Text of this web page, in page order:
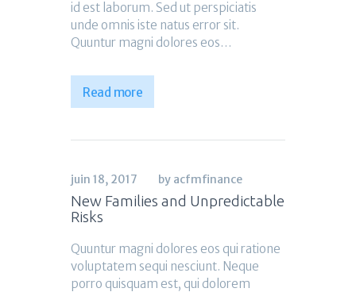
id est laborum. Sed ut perspiciatis
unde omnis iste natus error sit.
Quuntur magni dolores eos…
Read more
juin 18, 2017 by acfmfinance
New Families and Unpredictable
Risks
Quuntur magni dolores eos qui ratione
voluptatem sequi nesciunt. Neque
porro quisquam est, qui dolorem